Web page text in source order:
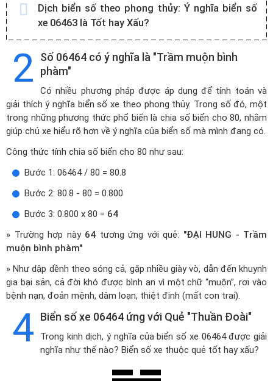
Dịch biển số theo phong thủy: Ý nghĩa biển số
xe 06463 là Tốt hay Xấu?
2
Số 06464 có ý nghĩa là "Trầm muộn bình
phàm"
Có nhiều phương pháp được áp dụng để tính toán và
giải thích ý nghĩa biển số xe theo phong thủy. Trong số đó, một
trong những phương thức phổ biến là chia số biển cho 80, nhằm
giúp chủ xe hiểu rõ hơn về ý nghĩa của biển số mà mình đang có.
Công thức tính chia số biển cho 80 như sau:
Bước 1: 06464 / 80 = 80.8
Bước 2: 80.8 - 80 = 0.800
Bước 3: 0.800 x 80 = 64
» Trường hợp này 64 tương ứng với quẻ: "ĐẠI HUNG - Trầm
muộn bình phàm"
» Như dập dềnh theo sóng cả, gặp nhiều giày vò, dẫn đến khuynh
gia bại sản, cả đời khó được bình an vì một chữ “muộn”, rơi vào
bệnh nạn, đoản mệnh, dâm loạn, thiệt đinh (mất con trai).
4 Biển số xe 06464 ứng với Quẻ "Thuần Đoài"
Trong kinh dịch, ý nghĩa của biển số xe 06464 được giải
nghĩa như thế nào? Biển số xe thuộc quẻ tốt hay xấu?